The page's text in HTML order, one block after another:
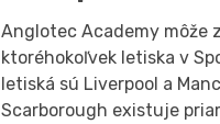
Anglotec Academy môže
ktoréhokoľvek letiska v
letiská sú Liverpool a
Scarborough existuje